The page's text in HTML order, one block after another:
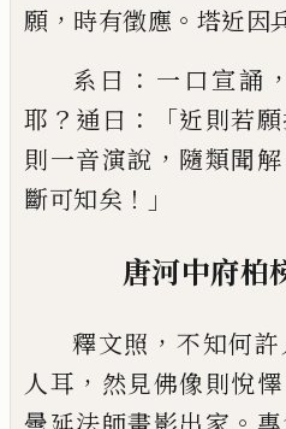
願 ， 時有徵應 。 塔近因
系曰 ： 一口宣誦
耶 ？ 通曰 ：「近則若
則一音演說 ， 隨類聞解
斷可知矣 ！」
唐河中府柏
釋文照 ， 不知何許
人耳 ， 然見佛像則悅懌